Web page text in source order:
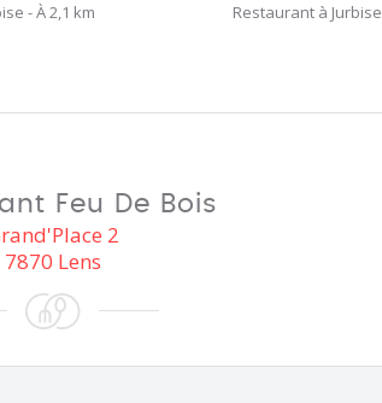
- À 2,1 km Restaurant à Jurbise
Feu De Bois
2
7870 Lens